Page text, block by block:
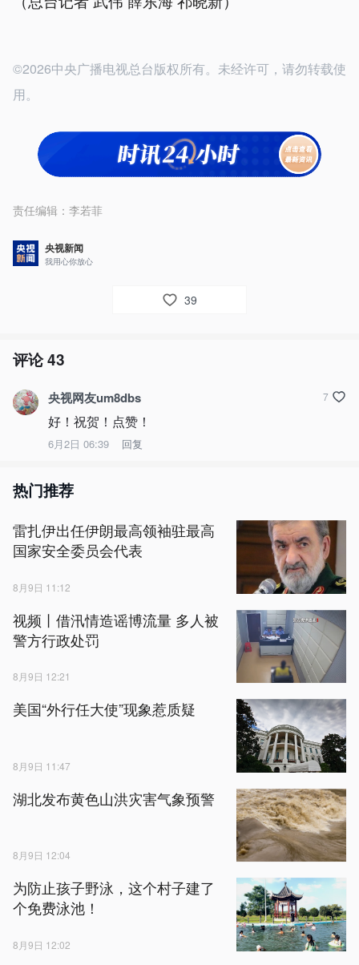
©2026中央广播电视总台版权所有。未经许可，请勿转载使
用。
责任编辑： 李若菲
央视新闻
我用心你放心
39
评论43
央视网友um8dbs
好！祝贺！点赞！
6月2日 06:39 回复
7
热门推荐
雷扎伊出任伊朗最高领袖驻最高
国家安全委员会代表
8月9日 11:12
视频丨借汛情造谣博流量 多人被
警方行政处罚
8月9日 12:21
美国“外行任大使”现象惹质疑
8月9日 11:47
湖北发布黄色山洪灾害气象预警
8月9日 12:04
为防止孩子野泳，这个村子建了
个免费泳池！
8月9日 12:02